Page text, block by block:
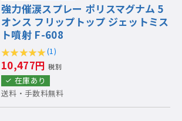
強力催涙スプレー ポリスマグナム 5
オンス フリップトップ ジェットミス
ト噴射 F-608
(1)
10,477円 税別
在庫あり
送料・手数料無料